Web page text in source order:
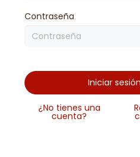
Contraseña
Iniciar sesión
¿No tienes una
cuenta?